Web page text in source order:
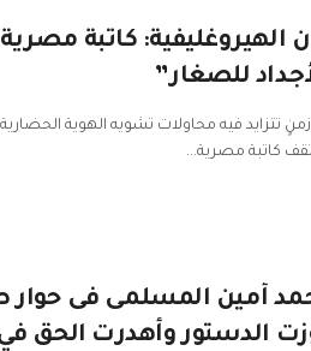
الهيروغليفية: كاتبة
للصغار”
زمنٍ تتزايد فيه محاولات تشويه الهوية
كاتبة مصرية...
أمين المسلمى فى
الدستور وأهدرت الحق